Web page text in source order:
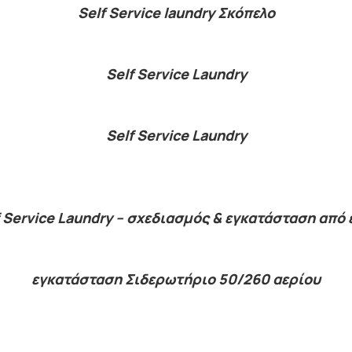
Self Service laundry Σκόπελο
Self Service Laundry
Self Service Laundry
Laundry – σχεδιασμός & εγκατάσταση από
εγκατάσταση Σιδερωτήριο 50/260 αερίου